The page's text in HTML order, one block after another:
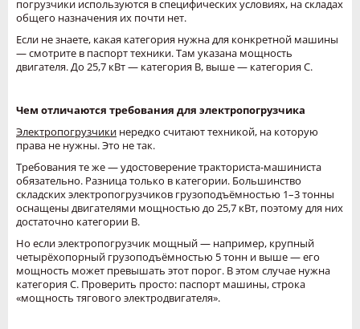
погрузчики используются в специфических условиях, на складах
общего назначения их почти нет.
Если не знаете, какая категория нужна для конкретной машины
— смотрите в паспорт техники. Там указана мощность
двигателя. До 25,7 кВт — категория B, выше — категория C.
Чем отличаются требования для электропогрузчика
Электропогрузчики нередко считают техникой, на которую
права не нужны. Это не так.
Требования те же — удостоверение тракториста-машиниста
обязательно. Разница только в категории. Большинство
складских электропогрузчиков грузоподъёмностью 1–3 тонны
оснащены двигателями мощностью до 25,7 кВт, поэтому для них
достаточно категории B.
Но если электропогрузчик мощный — например, крупный
четырёхопорный грузоподъёмностью 5 тонн и выше — его
мощность может превышать этот порог. В этом случае нужна
категория C. Проверить просто: паспорт машины, строка
«мощность тягового электродвигателя».